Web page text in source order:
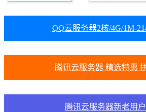
QQ云服务器2核/4G/1M-
腾讯云服务器 精选特惠
腾讯云服务器新老用